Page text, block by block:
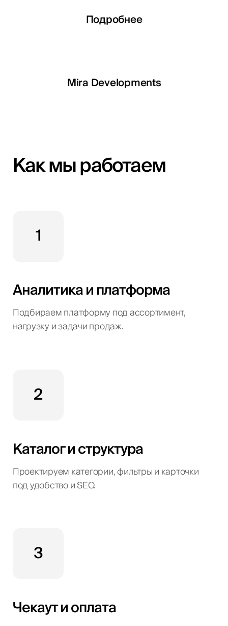
Подробнее
Подробнее
Подробнее
Подробнее
Mira Developments
Как мы работаем
1
Аналитика и платформа
Подбираем платформу под ассортимент,
нагрузку и задачи продаж.
2
Каталог и структура
Проектируем категории, фильтры и карточки
под удобство и SEO.
3
Чекаут и оплата